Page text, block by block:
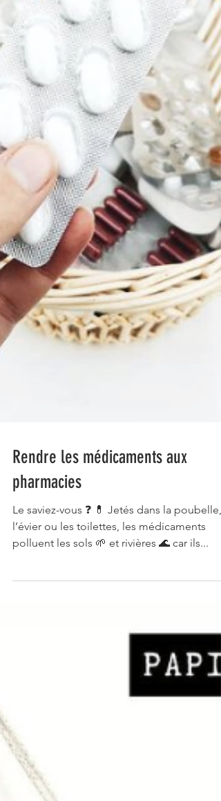
Rendre les médicaments aux
pharmacies
Le saviez-vous ❓ 💊 Jetés dans la poubelle,
polluent les sols 🌱 et rivières 🌊 car ils...